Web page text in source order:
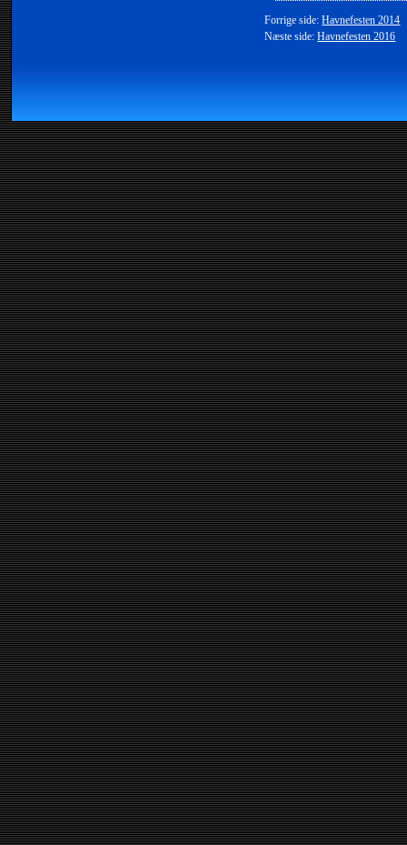
Forrige side:Havnefesten 2014
Næste side:Havnefesten 2016